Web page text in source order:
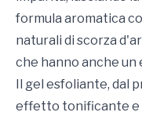
formula aromatica
naturali di scorza
che hanno anche
Il gel esfoliante, dal
effetto tonificante e